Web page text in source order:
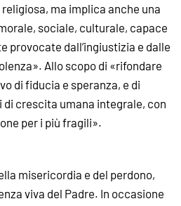
ma implica anche una
sociale, culturale, capace
provocate dall’ingiustizia e dalle
Allo scopo di «rifondare
di fiducia e speranza, e di
di crescita umana integrale, con
per i più fragili».
misericordia e del perdono,
viva del Padre. In occasione